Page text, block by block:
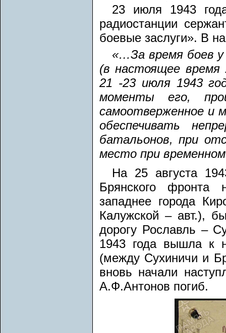
23 июля 1943
радиостанции
боевые заслуги». В
«…За время боев у
(в настоящее время
21 -23 июля 1943
моменты его,
самоотверженное и
обеспечивать
батальонов, при
место при
На 25 августа
Брянского фронта
западнее города
Калужской – авт.),
дорогу Рославль –
1943 года вышла к
(между Сухиничи и
вновь начали
А.Ф.Антонов погиб.